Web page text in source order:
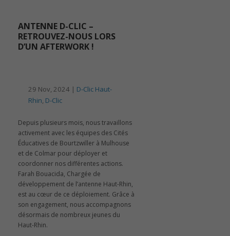
ANTENNE D-CLIC –
RETROUVEZ-NOUS LORS
D’UN AFTERWORK !
29 Nov, 2024 | D-Clic Haut-
Rhin, D-Clic
Depuis plusieurs mois, nous travaillons
activement avec les équipes des Cités
Éducatives de Bourtzwiller à Mulhouse
et de Colmar pour déployer et
coordonner nos différentes actions.
Farah Bouacida, Chargée de
développement de l’antenne Haut-Rhin,
est au cœur de ce déploiement. Grâce à
son engagement, nous accompagnons
désormais de nombreux jeunes du
Haut-Rhin.